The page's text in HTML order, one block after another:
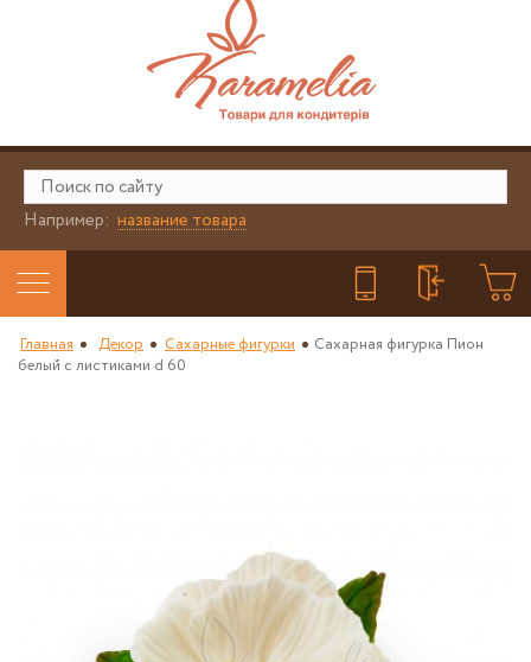
Например: название товара
Главная Декор Сахарные фигурки
Сахарная фигурка Пион
белый с листиками d 60